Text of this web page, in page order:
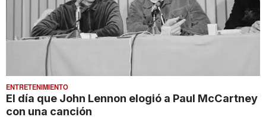
ENTRETENIMIENTO
El día que John Lennon elogió a Paul McCartney
con una canción